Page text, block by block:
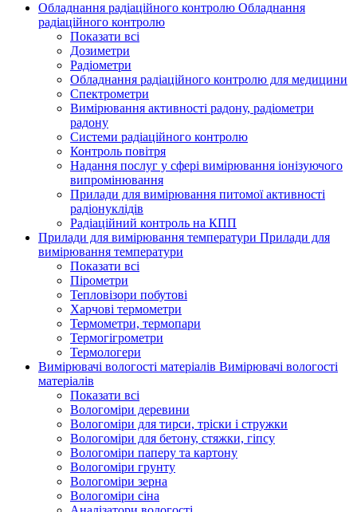
Обладнання радіаційного контролю Обладнання
радіаційного контролю
Показати всі
Дозиметри
Радіометри
Обладнання радіаційного контролю для медицини
Спектрометри
Вимірювання активності радону, радіометри
радону
Системи радіаційного контролю
Контроль повітря
Надання послуг у сфері вимірювання іонізуючого
випромінювання
Прилади для вимірювання питомої активності
радіонуклідів
Радіаційний контроль на КПП
Прилади для вимірювання температури Прилади для
вимірювання температури
Показати всі
Пірометри
Тепловізори побутові
Харчові термометри
Термометри, термопари
Термогігрометри
Термологери
Вимірювачі вологості матеріалів Вимірювачі вологості
матеріалів
Показати всі
Вологоміри деревини
Вологоміри для тирси, тріски і стружки
Вологоміри для бетону, стяжки, гіпсу
Вологоміри паперу та картону
Вологоміри грунту
Вологоміри зерна
Вологоміри сіна